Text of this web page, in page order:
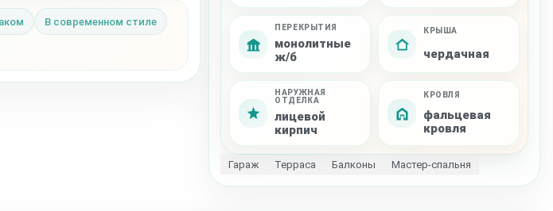
В современном стиле ПЕРЕКРЫТИЯ
монолитные
ж/б
КРЫША
чердачная
НАРУЖНАЯ
ОТДЕЛКА
лицевой
кирпич
КРОВЛЯ
фальцевая
кровля
Гараж Терраса Балконы Мастер-спальня